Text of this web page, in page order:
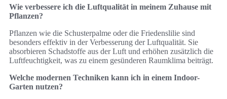
Wie verbessere ich die Luftqualität in meinem Zuhause mit
Pflanzen?
Pflanzen wie die Schusterpalme oder die Friedenslilie sind
besonders effektiv in der Verbesserung der Luftqualität. Sie
absorbieren Schadstoffe aus der Luft und erhöhen zusätzlich die
Luftfeuchtigkeit, was zu einem gesünderen Raumklima beiträgt.
Welche modernen Techniken kann ich in einem Indoor-
Garten nutzen?